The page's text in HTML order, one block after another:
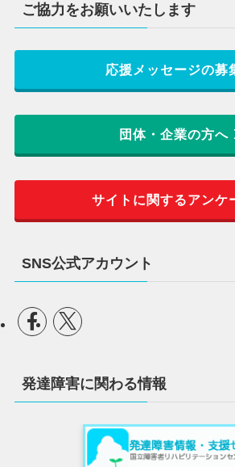
ご協力をお願いいたします
応援メッセージの募
団体・企業の方へ
サイトに関するアンケ
SNS公式アカウント
発達障害に関わる情報